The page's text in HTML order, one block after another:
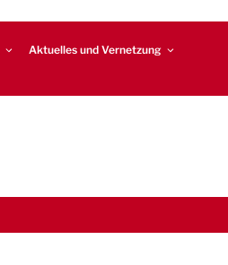
Aktuelles und Vernetzung